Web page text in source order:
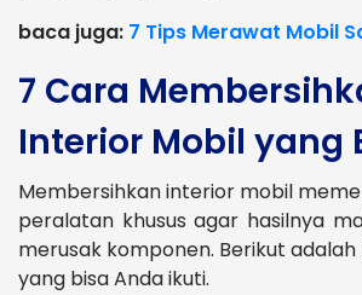
baca juga: 7 Tips Merawat Mobil
7 Cara
Interior Mobil yang
Membersihkan interior mobil
peralatan khusus agar hasilnya
merusak komponen. Berikut
yang bisa Anda ikuti.